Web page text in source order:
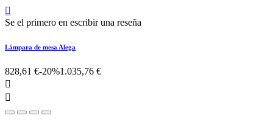

Se el primero en escribir una reseña
Lámpara de mesa Alega
828,61 €-20%1.035,76 €

